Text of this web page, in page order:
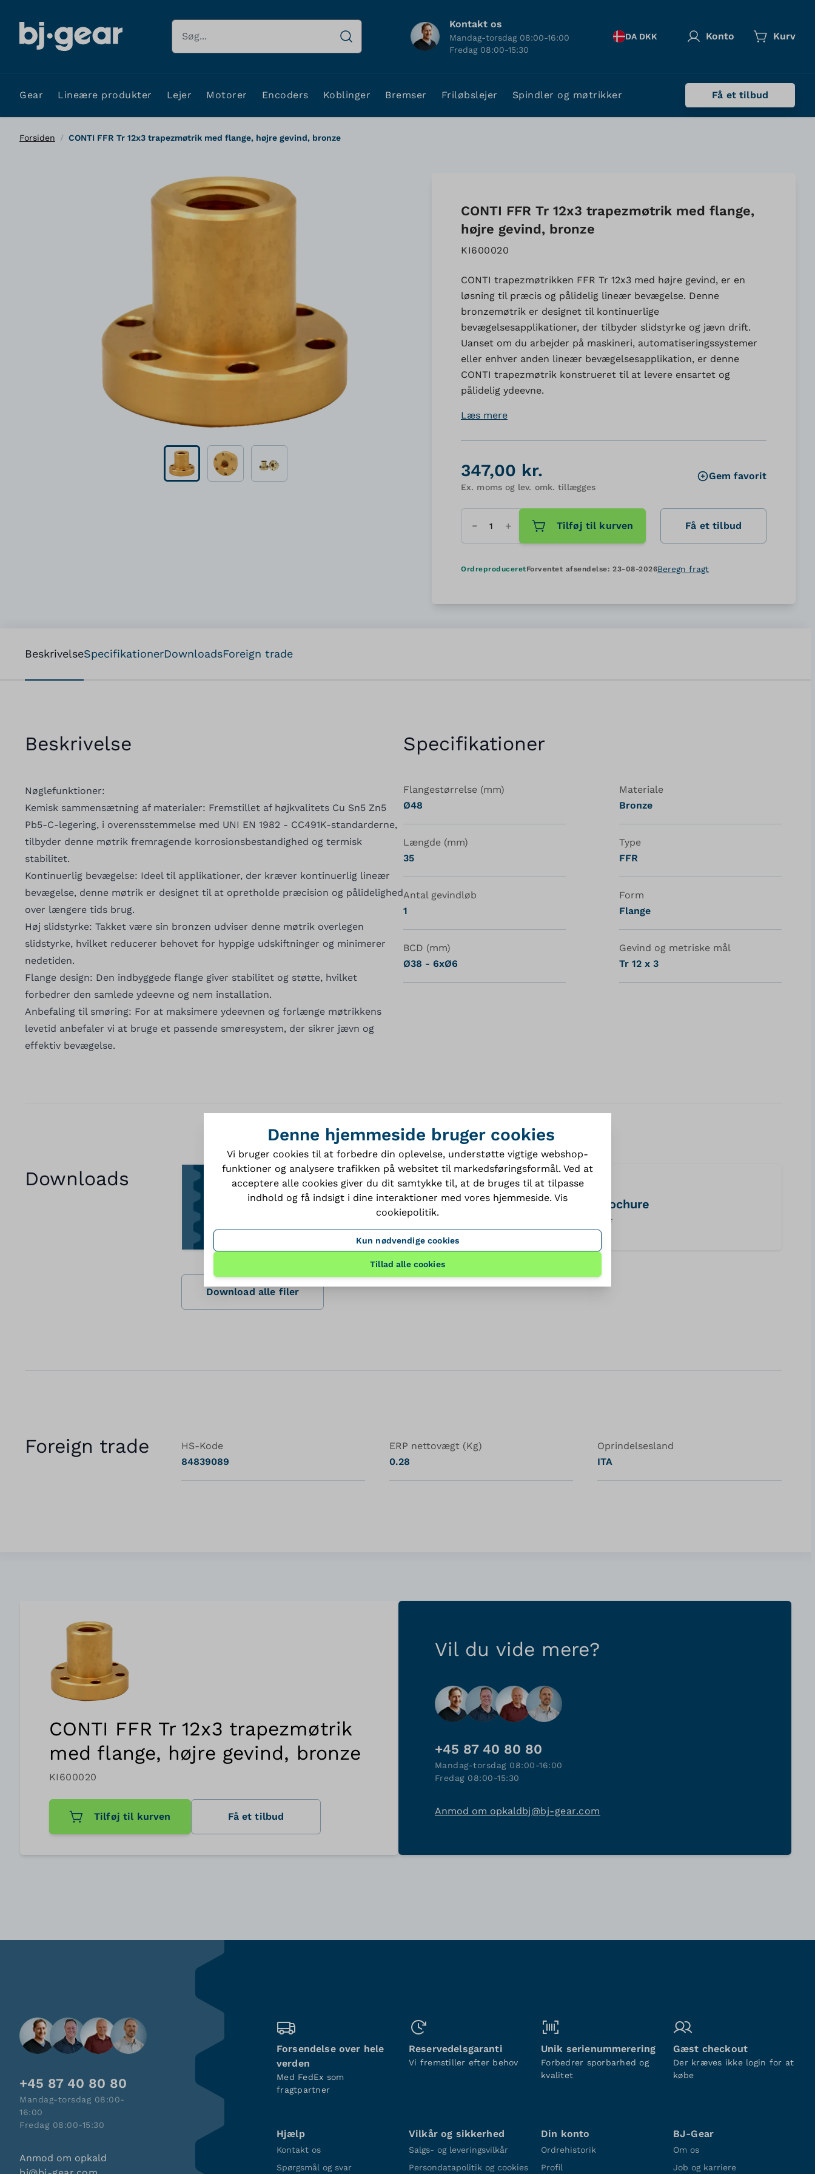
Søg Kontakt os
Mandag-torsdag 08:00-16:00
Fredag 08:00-15:30
DA DKK Konto Kurv
Gear Lineære produkter Lejer Motorer Encoders Koblinger Bremser Friløbslejer Spindler og møtrikker Få et tilbud
Forsiden / CONTI FFR Tr 12x3 trapezmøtrik med flange, højre gevind, bronze
CONTI FFR Tr 12x3 trapezmøtrik med flange,
højre gevind, bronze
KI600020
CONTI trapezmøtrikken FFR Tr 12x3 med højre gevind, er en
løsning til præcis og pålidelig lineær bevægelse. Denne
bronzemøtrik er designet til kontinuerlige
bevægelsesapplikationer, der tilbyder slidstyrke og jævn drift.
Uanset om du arbejder på maskineri, automatiseringssystemer
eller enhver anden lineær bevægelsesapplikation, er denne
CONTI trapezmøtrik konstrueret til at levere ensartet og
pålidelig ydeevne.
Læs mere
347,00 kr.
Ex. moms og lev. omk. tillægges
Gem favorit
Antal Tilføj til kurven Få et tilbud
OrdreproduceretForventet afsendelse: 23-08-2026Beregn fragt
BeskrivelseSpecifikationerDownloadsForeign trade
Beskrivelse
Nøglefunktioner:
Kemisk sammensætning af materialer: Fremstillet af højkvalitets Cu Sn5 Zn5
Pb5-C-legering, i overensstemmelse med UNI EN 1982 - CC491K-standarderne,
tilbyder denne møtrik fremragende korrosionsbestandighed og termisk
stabilitet.
Kontinuerlig bevægelse: Ideel til applikationer, der kræver kontinuerlig lineær
bevægelse, denne møtrik er designet til at opretholde præcision og pålidelighed
over længere tids brug.
Høj slidstyrke: Takket være sin bronzen udviser denne møtrik overlegen
slidstyrke, hvilket reducerer behovet for hyppige udskiftninger og minimerer
nedetiden.
Flange design: Den indbyggede flange giver stabilitet og støtte, hvilket
forbedrer den samlede ydeevne og nem installation.
Anbefaling til smøring: For at maksimere ydeevnen og forlænge møtrikkens
levetid anbefaler vi at bruge et passende smøresystem, der sikrer jævn og
effektiv bevægelse.
Specifikationer
Flangestørrelse (mm)
Ø48
Materiale
Bronze
Længde (mm)
35
Type
FFR
Antal gevindløb
1
Form
Flange
BCD (mm)
Ø38 - 6xØ6
Gevind og metriske mål
Tr 12 x 3
Downloads
dataSheet brochure
PDF
Download alle filer
Foreign trade
HS-Kode
84839089
ERP nettovægt (Kg)
0.28
Oprindelsesland
ITA
CONTI FFR Tr 12x3 trapezmøtrik
med flange, højre gevind, bronze
KI600020
Tilføj til kurven Få et tilbud
Vil du vide mere?
+45 87 40 80 80
Mandag-torsdag 08:00-16:00
Fredag 08:00-15:30
Anmod om opkaldbj@bj-gear.com
+45 87 40 80 80
Mandag-torsdag 08:00-
16:00
Fredag 08:00-15:30
Anmod om opkald
Forsendelse over hele
verden
Med FedEx som
fragtpartner
Reservedelsgaranti
Vi fremstiller efter behov
Unik serienummerering
Forbedrer sporbarhed og
kvalitet
Gæst checkout
Der kræves ikke login for at
købe
Hjælp
Kontakt os
Spørgsmål og svar
Vilkår og sikkerhed
Salgs- og leveringsvilkår
Persondatapolitik og cookies
Din konto
Ordrehistorik
Profil
BJ-Gear
Om os
Job og karriere
Denne hjemmeside bruger cookies
Vi bruger cookies til at forbedre din oplevelse, understøtte vigtige webshop-
funktioner og analysere trafikken på websitet til markedsføringsformål. Ved at
acceptere alle cookies giver du dit samtykke til, at de bruges til at tilpasse
indhold og få indsigt i dine interaktioner med vores hjemmeside. Vis
cookiepolitik.
Kun nødvendige cookies
Tillad alle cookies